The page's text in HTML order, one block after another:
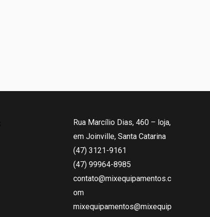
Rua Marcílio Dias, 460 – loja,
em Joinville, Santa Catarina
(47) 3121-9161
(47) 99964-8985
contato@mixequipamentos.c
om
mixequipamentos@mixequip